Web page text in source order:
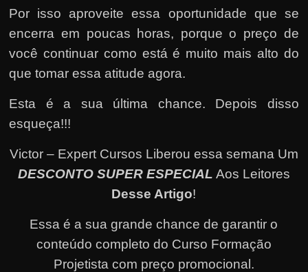
Por isso aproveite essa oportunidade que se
encerra em poucas horas, porque o preço de
você continuar como está é muito mais alto do
que tomar essa atitude agora.
Esta é a sua última chance. Depois disso
esqueça!!!
Victor – Expert Cursos Liberou essa semana Um
DESCONTO SUPER ESPECIAL Aos Leitores
Desse Artigo!
Essa é a sua grande chance de garantir o
conteúdo completo do Curso Formação
Projetista com preço promocional.